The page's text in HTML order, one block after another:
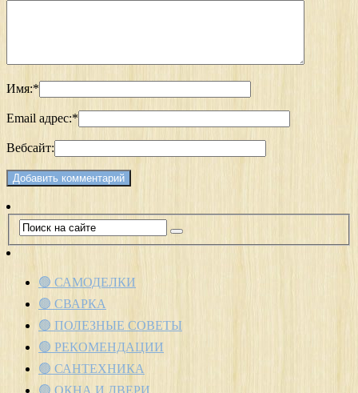
Имя:*
Email адрес:*
Вебсайт:
🟢 САМОДЕЛКИ
🟢 СВАРКА
🟢 ПОЛЕЗНЫЕ СОВЕТЫ
🟢 РЕКОМЕНДАЦИИ
🟢 САНТЕХНИКА
🟢 ОКНА И ДВЕРИ